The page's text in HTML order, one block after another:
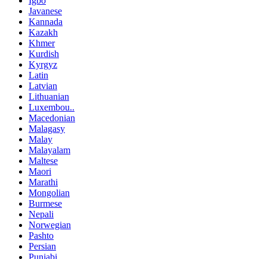
Javanese
Kannada
Kazakh
Khmer
Kurdish
Kyrgyz
Latin
Latvian
Lithuanian
Luxembou..
Macedonian
Malagasy
Malay
Malayalam
Maltese
Maori
Marathi
Mongolian
Burmese
Nepali
Norwegian
Pashto
Persian
Punjabi